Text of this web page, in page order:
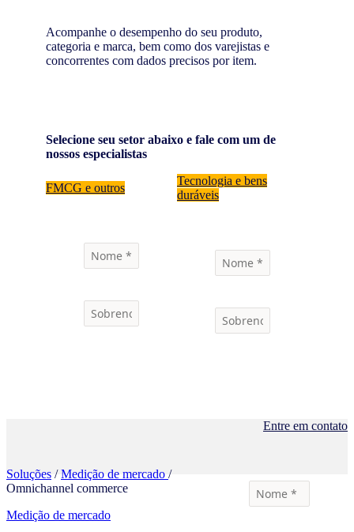
Acompanhe o desempenho do seu produto,
categoria e marca, bem como dos varejistas e
concorrentes com dados precisos por item.
Selecione seu setor abaixo e fale com um de
nossos especialistas
FMCG e outros
Tecnologia e bens
duráveis
Soluções /Medição de mercado /
Omnichannel commerce
Medição de mercado
Entre em contato